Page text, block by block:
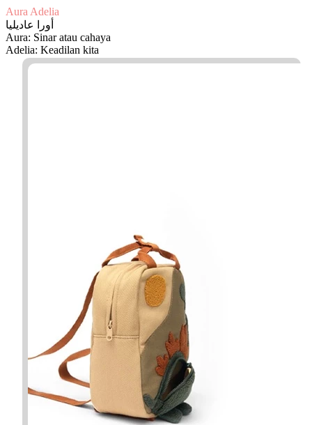
Aura Adelia
أورا عاديليا
Aura: Sinar atau cahaya
Adelia: Keadilan kita